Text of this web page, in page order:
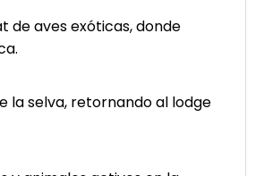
de aves exóticas, donde
la selva, retornando al lodge